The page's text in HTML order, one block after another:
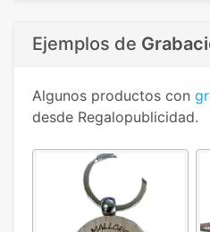
Ejemplos de
Algunos productos con
desde Regalopublicidad.